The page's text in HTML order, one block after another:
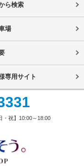
ら検索
場
専用サイト
祝】10:00～18:00